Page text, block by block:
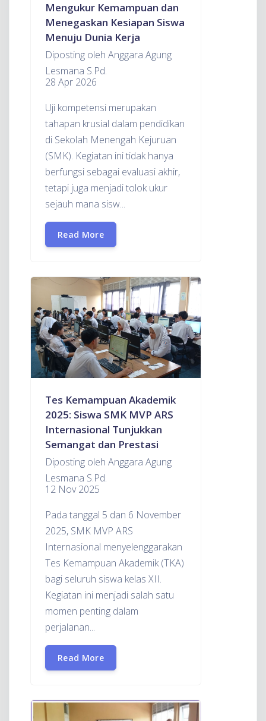
Mengukur Kemampuan dan
Menegaskan Kesiapan Siswa
Menuju Dunia Kerja
Diposting oleh Anggara Agung
Lesmana S.Pd.
28 Apr 2026
Uji kompetensi merupakan
tahapan krusial dalam pendidikan
di Sekolah Menengah Kejuruan
(SMK). Kegiatan ini tidak hanya
berfungsi sebagai evaluasi akhir,
tetapi juga menjadi tolok ukur
sejauh mana sisw...
Read More
Tes Kemampuan Akademik
2025: Siswa SMK MVP ARS
Internasional Tunjukkan
Semangat dan Prestasi
Diposting oleh Anggara Agung
Lesmana S.Pd.
12 Nov 2025
Pada tanggal 5 dan 6 November
2025, SMK MVP ARS
Internasional menyelenggarakan
Tes Kemampuan Akademik (TKA)
bagi seluruh siswa kelas XII.
Kegiatan ini menjadi salah satu
momen penting dalam
perjalanan...
Read More